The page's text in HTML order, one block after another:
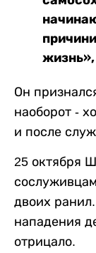
Он
наоборот -
и после
25 октября
двоих
нападения
отрицало.